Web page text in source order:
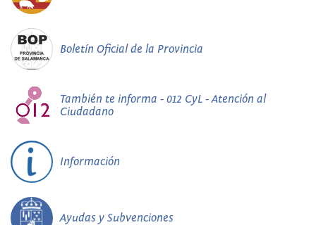
Boletín Oficial de la Provincia
También te informa - 012 CyL - Atención al
Ciudadano
Información
Ayudas y Subvenciones